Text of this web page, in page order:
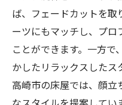
ば、フェードカットを
ーツにもマッチし、プロ
ことができます。一方
かしたリラックスしたス
高崎市の床屋では、顔立